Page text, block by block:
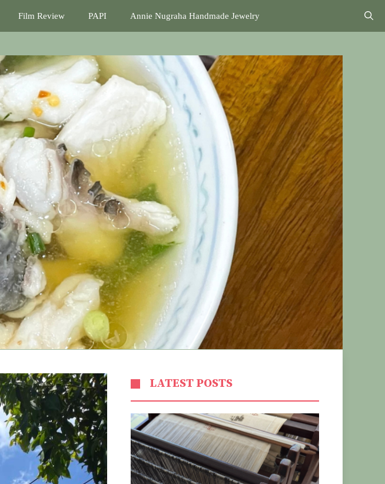
Film Review PAPI Annie Nugraha Handmade Jewelry
LATEST POSTS